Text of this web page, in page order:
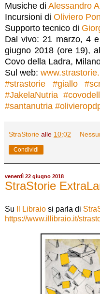
Musiche di Alessandro
Incursioni di Oliviero
Supporto tecnico di
Dal vivo: 21 marzo, 4
giugno 2018 (ore 19),
Covo della Ladra,
Sul web:
#strastorie #giallo #
#JakelaNutria #
#santanutria #
StraStorie alle 10:02
Condividi
venerdì 22 giugno 2018
StraStorie
Su Il Libraio si parla di
https://www.illibraio.it/